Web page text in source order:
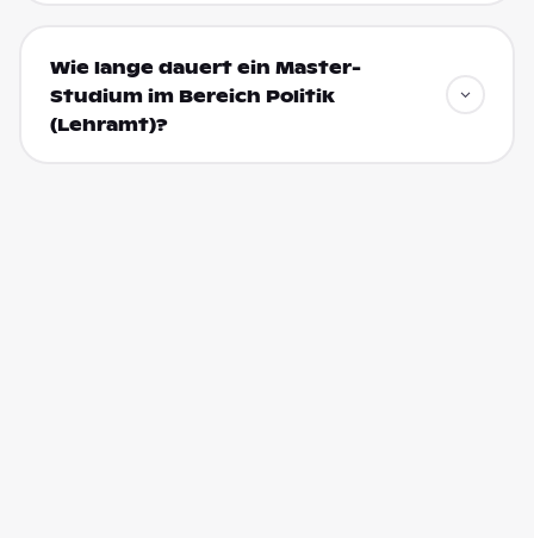
Wie lange dauert ein Master-
Studium im Bereich Politik
(Lehramt)?